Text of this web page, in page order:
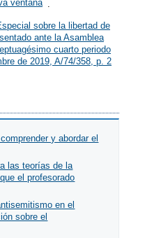
.
sobre la libertad de
ante la Asamblea
cuarto periodo
de 2019, A/74/358, p. 2
y abordar el
las teorías de la
el profesorado
en el
sobre el